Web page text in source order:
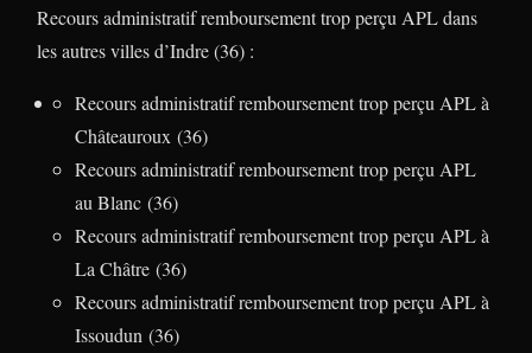
Recours administratif remboursement trop perçu APL dans
les autres villes d’Indre (36) :
Recours administratif remboursement trop perçu APL à
Châteauroux (36)
Recours administratif remboursement trop perçu APL
au Blanc (36)
Recours administratif remboursement trop perçu APL à
La Châtre (36)
Recours administratif remboursement trop perçu APL à
Issoudun (36)